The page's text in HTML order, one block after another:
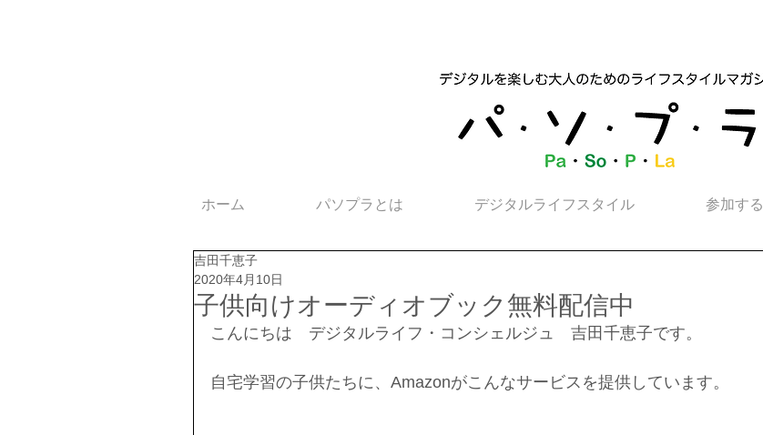
ホーム パソプラとは デジタルライフスタイル 参加する
子供向けオーディオブック無料配信中
吉田千恵子
2020年4月10日
こんにちは　デジタルライフ・コンシェルジュ　吉田千恵子です。
自宅学習の子供たちに、Amazonがこんなサービスを提供しています。